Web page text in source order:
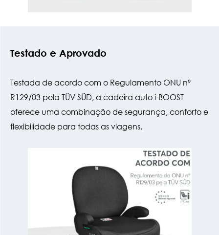
Testado e Aprovado
Testada de acordo com o Regulamento ONU nº
R129/03 pela TÜV SÜD, a cadeira auto i-BOOST
oferece uma combinação de segurança, conforto e
flexibilidade para todas as viagens.